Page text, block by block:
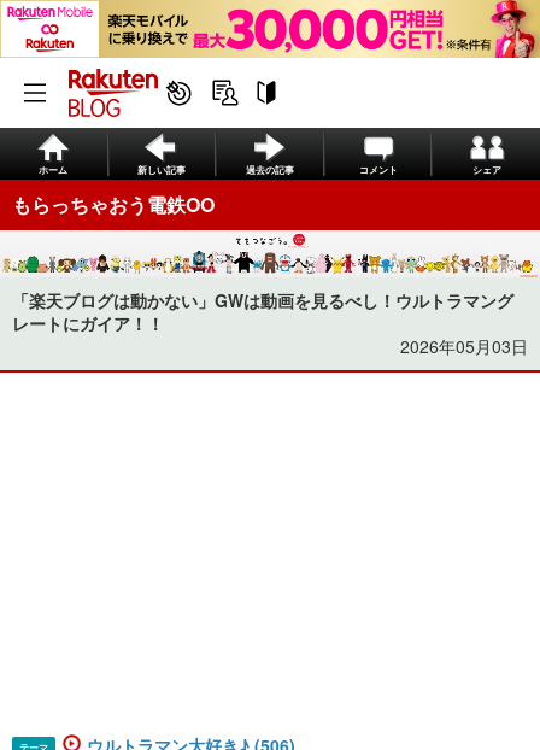
ホーム 新しい記事 過去の記事 コメント シェア
もらっちゃおう電鉄OO
「楽天ブログは動かない」GWは動画を見るべし！ウルトラマング
レートにガイア！！
2026年05月03日
テーマ ウルトラマン大好き♪ (506)